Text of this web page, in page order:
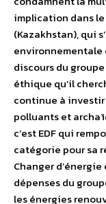
implication dans
(Kazakhstan), qui
environnementale
discours du
éthique qu’il
continue à
polluants et
c’est EDF qui
catégorie pour sa
Changer
dépenses du
les énergies